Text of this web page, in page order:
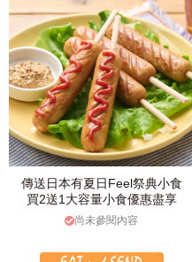
傳送日本有夏日Feel祭典小食
買2送1大容量小食優惠盡享
尚未參閱內容